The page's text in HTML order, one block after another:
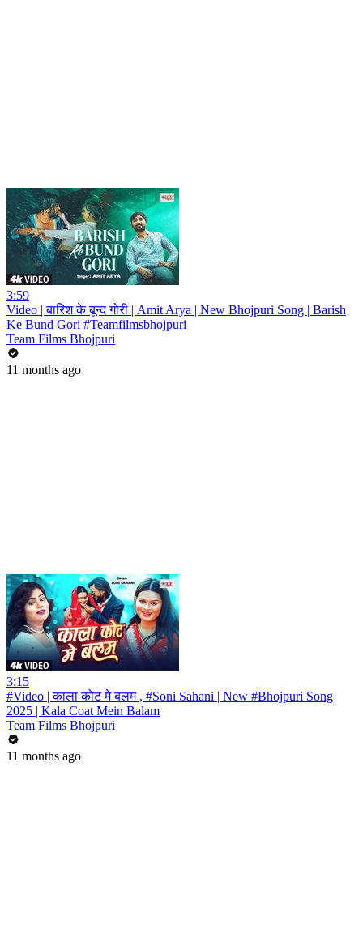
3:59
Video | बारिश के बून्द गोरी | Amit Arya | New Bhojpuri Song | Barish
Ke Bund Gori #Teamfilmsbhojpuri
Team Films Bhojpuri
11 months ago
3:15
#Video | काला कोट मे बलम , #Soni Sahani | New #Bhojpuri Song
2025 | Kala Coat Mein Balam
Team Films Bhojpuri
11 months ago